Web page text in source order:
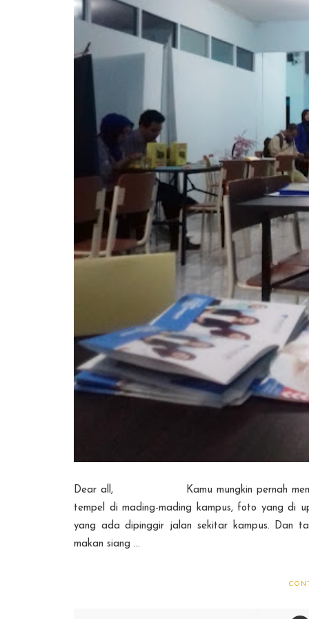
Dear all, Kamu mungkin pernah
tempel di mading-mading kampus, foto yang di
yang ada dipinggir jalan sekitar kampus. Dan
makan siang ...